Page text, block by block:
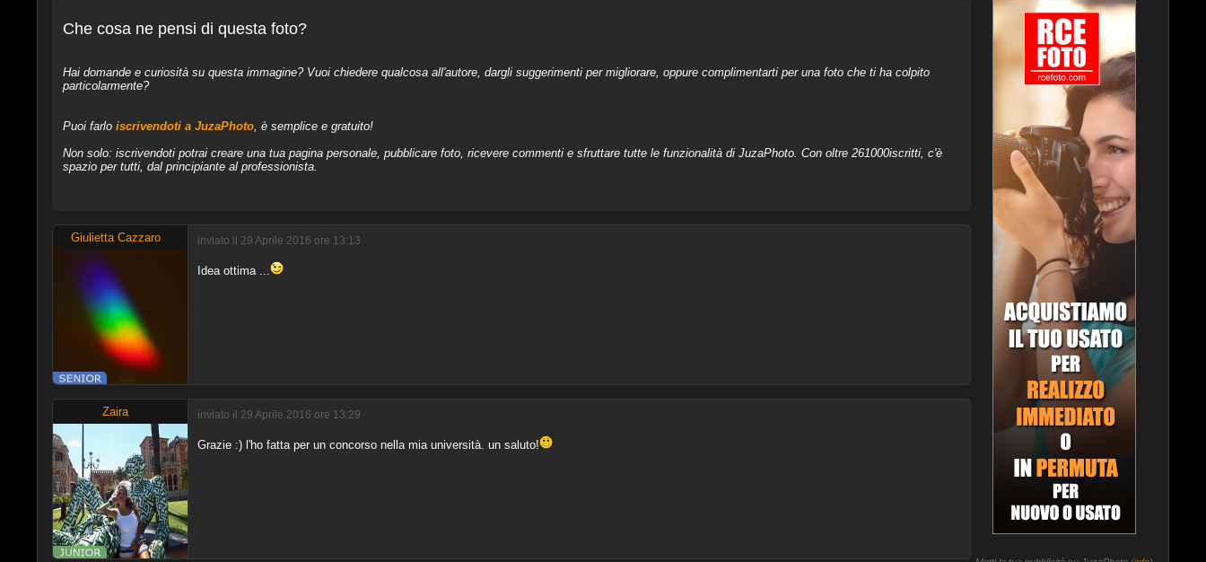
Che cosa ne pensi di questa foto?
Hai domande e curiosità su questa immagine? Vuoi chiedere qualcosa all'autore, dargli suggerimenti per migliorare, oppure complimentarti per una foto che ti ha colpito
particolarmente?
Puoi farlo iscrivendoti a JuzaPhoto, è semplice e gratuito!
Non solo: iscrivendoti potrai creare una tua pagina personale, pubblicare foto, ricevere commenti e sfruttare tutte le funzionalità di JuzaPhoto. Con oltre 261000iscritti, c'è
spazio per tutti, dal principiante al professionista.
Giulietta Cazzaro inviato il 29 Aprile 2016 ore 13:13
Idea ottima ...
Zaira inviato il 29 Aprile 2016 ore 13:29
Grazie :) l'ho fatta per un concorso nella mia università. un saluto!